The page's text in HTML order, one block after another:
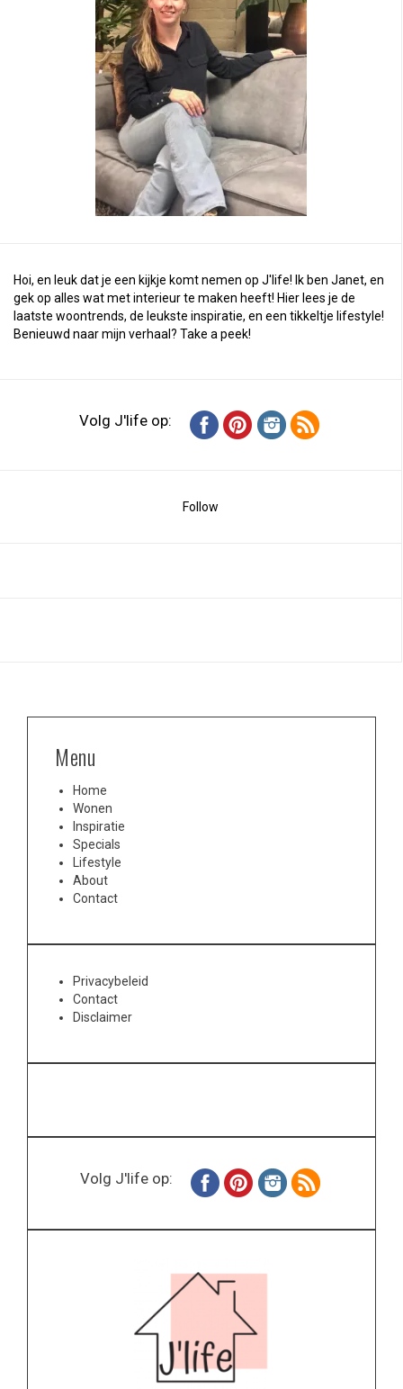
Hoi, en leuk dat je een kijkje komt nemen op J'life! Ik ben Janet, en
gek op alles wat met interieur te maken heeft! Hier lees je de
laatste woontrends, de leukste inspiratie, en een tikkeltje lifestyle!
Benieuwd naar mijn verhaal? Take a peek!
Volg J'life op:
Follow
Menu
Home
Wonen
Inspiratie
Specials
Lifestyle
About
Contact
Privacybeleid
Contact
Disclaimer
Volg J'life op: